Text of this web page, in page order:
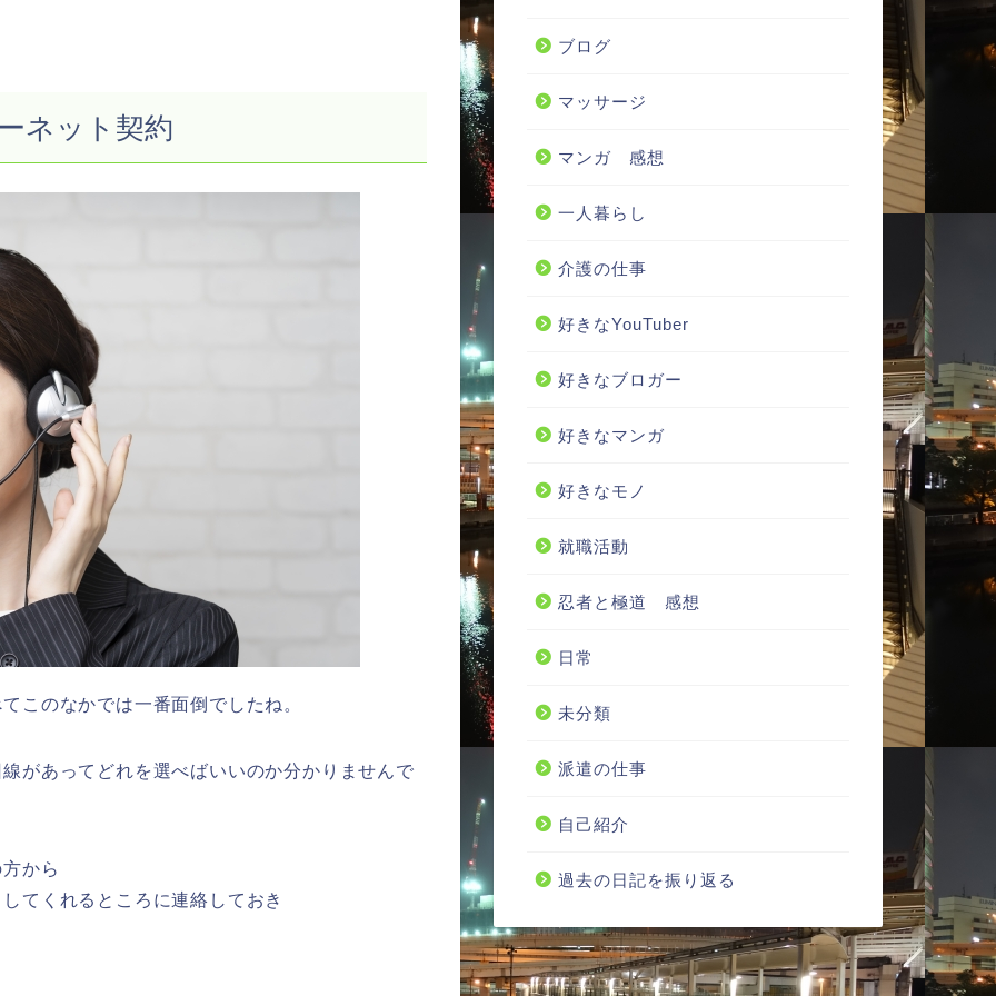
ネット契約
このなかでは一番面倒でしたね。
があってどれを選べばいいのか分かりませんで
から
てくれるところに連絡しておき
ブログ
マッサージ
マンガ 感想
一人暮らし
介護の仕事
好きなYouTuber
好きなブロガー
好きなマンガ
好きなモノ
就職活動
忍者と極道 感想
日常
未分類
派遣の仕事
自己紹介
過去の日記を振り返る